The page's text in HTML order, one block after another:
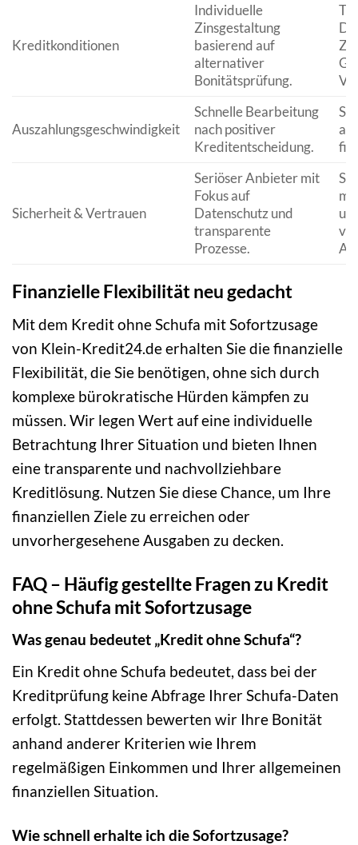
Kreditkonditionen
Individuelle
Zinsgestaltung
basierend auf
alternativer
Bonitätsprüfung.
Auszahlungsgeschwindigkeit
Schnelle Bearbeitung
nach positiver
Kreditentscheidung.
Sicherheit & Vertrauen
Seriöser Anbieter mit
Fokus auf
Datenschutz und
transparente
Prozesse.
Finanzielle Flexibilität neu gedacht
Mit dem Kredit ohne Schufa mit Sofortzusage
von Klein-Kredit24.de erhalten Sie die finanzielle
Flexibilität, die Sie benötigen, ohne sich durch
komplexe bürokratische Hürden kämpfen zu
müssen. Wir legen Wert auf eine individuelle
Betrachtung Ihrer Situation und bieten Ihnen
eine transparente und nachvollziehbare
Kreditlösung. Nutzen Sie diese Chance, um Ihre
finanziellen Ziele zu erreichen oder
unvorhergesehene Ausgaben zu decken.
FAQ – Häufig gestellte Fragen zu Kredit
ohne Schufa mit Sofortzusage
Was genau bedeutet „Kredit ohne Schufa“?
Ein Kredit ohne Schufa bedeutet, dass bei der
Kreditprüfung keine Abfrage Ihrer Schufa-Daten
erfolgt. Stattdessen bewerten wir Ihre Bonität
anhand anderer Kriterien wie Ihrem
regelmäßigen Einkommen und Ihrer allgemeinen
finanziellen Situation.
Wie schnell erhalte ich die Sofortzusage?